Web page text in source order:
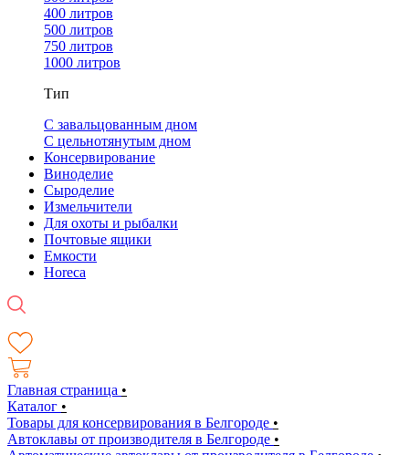
400 литров
500 литров
750 литров
1000 литров
Тип
С завальцованным дном
С цельнотянутым дном
Консервирование
Виноделие
Сыроделие
Измельчители
Для охоты и рыбалки
Почтовые ящики
Емкости
Horeca
Главная страница •
Каталог •
Товары для консервирования в Белгороде •
Автоклавы от производителя в Белгороде •